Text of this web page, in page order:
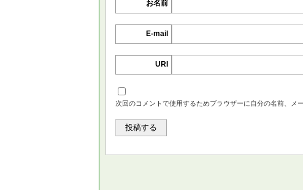
お名前
E-mail
URI
次回のコメントで使用するためブラウザーに自分の名前、メ